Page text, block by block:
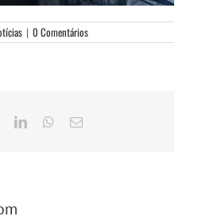
| 0 Comentários
TwitterLinkedInWhatsApp
E-